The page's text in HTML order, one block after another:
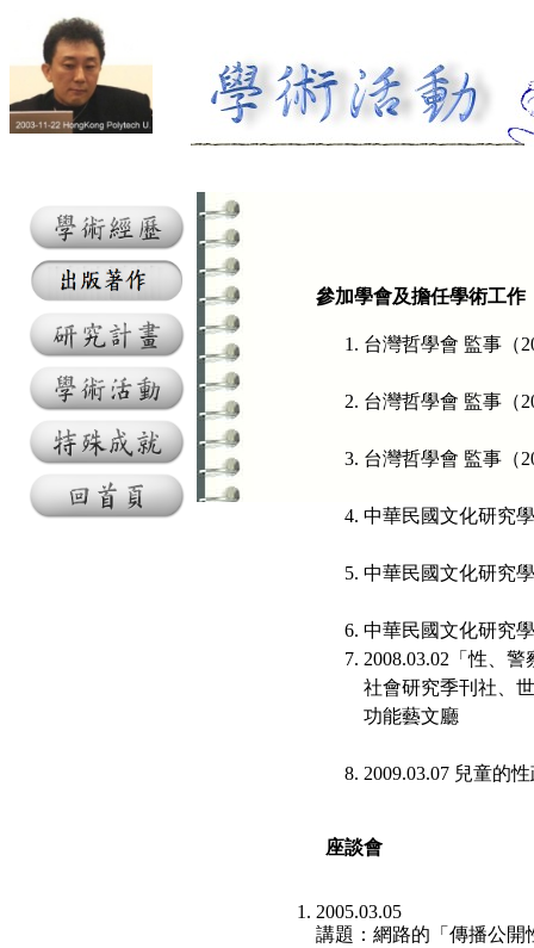
參加學會及擔任學術工作
台灣哲學會 監事（
台灣哲學會 監事（
台灣哲學會 監事（
中華民國文化研究
中華民國文化研究
中華民國文化研究
2008.03.02「性、
社會研究季刊社、
功能藝文廳
2009.03.07 兒童的
座談會
2005.03.05
講題：網路的「傳播公開